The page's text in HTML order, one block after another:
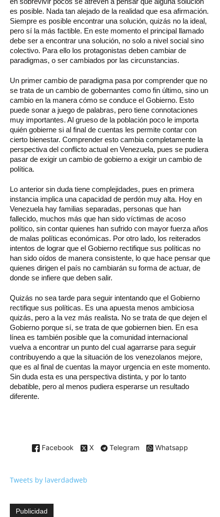
es posible. Nada tan alejado de la realidad que esa afirmación.
Siempre es posible encontrar una solución, quizás no la ideal,
pero sí la más factible. En este momento el principal llamado
debe ser a encontrar una solución, no solo a nivel social sino
colectivo. Para ello los protagonistas deben cambiar de
paradigmas, o ser cambiados por las circunstancias.
Un primer cambio de paradigma pasa por comprender que no
se trata de un cambio de gobernantes como fin último, sino un
cambio en la manera cómo se conduce el Gobierno. Esto
puede sonar a juego de palabras, pero tiene connotaciones
muy importantes. Al grueso de la población poco le importa
quién gobierne si al final de cuentas les permite contar con
cierto bienestar. Comprender esto cambia completamente la
perspectiva del conflicto actual en Venezuela, pues se pudiera
pasar de exigir un cambio de gobierno a exigir un cambio de
política.
Lo anterior sin duda tiene complejidades, pues en primera
instancia implica una capacidad de perdón muy alta. Hoy en
Venezuela hay familias separadas, personas que han
fallecido, muchos más que han sido víctimas de acoso
político, sin contar quienes han sufrido con mayor fuerza años
de malas políticas económicas. Por otro lado, los reiterados
intentos de lograr que el Gobierno rectifique sus políticas no
han sido oídos de manera consistente, lo que hace pensar que
quienes dirigen el país no cambiarán su forma de actuar, de
donde se infiere que deben salir.
Quizás no sea tarde para seguir intentando que el Gobierno
rectifique sus políticas. Es una apuesta menos ambiciosa
quizás, pero a la vez más realista. No se trata de que dejen el
Gobierno porque sí, se trata de que gobiernen bien. En esa
línea es también posible que la comunidad internacional
vuelva a encontrar un punto del cual agarrarse para seguir
contribuyendo a que la situación de los venezolanos mejore,
que es al final de cuentas la mayor urgencia en este momento.
Sin duda esta es una perspectiva distinta, y por lo tanto
debatible, pero al menos pudiera esperarse un resultado
diferente.
Facebook X Telegram Whatsapp
Tweets by laverdadweb
Publicidad